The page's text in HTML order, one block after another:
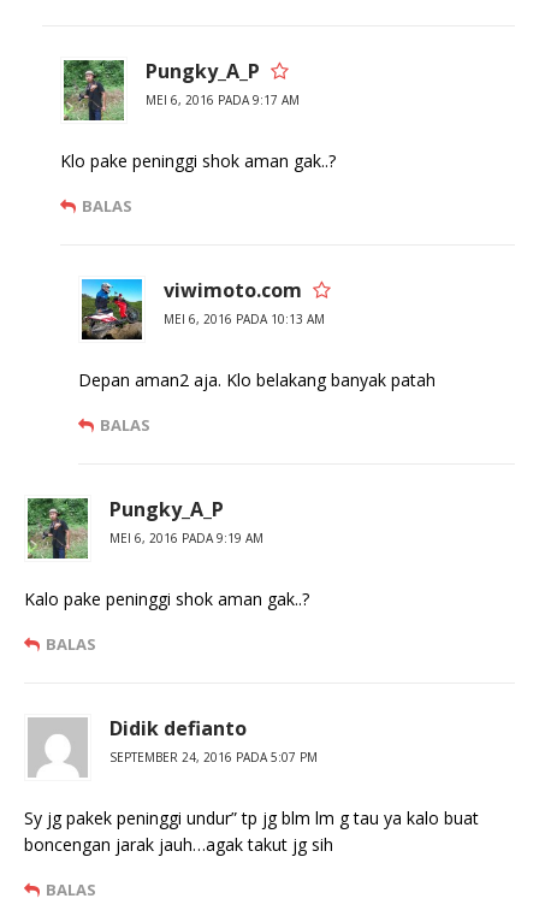
Pungky_A_P
MEI 6, 2016 PADA 9:17 AM
Klo pake peninggi shok aman gak..?
BALAS
viwimoto.com
MEI 6, 2016 PADA 10:13 AM
Depan aman2 aja. Klo belakang banyak patah
BALAS
Pungky_A_P
MEI 6, 2016 PADA 9:19 AM
Kalo pake peninggi shok aman gak..?
BALAS
Didik defianto
SEPTEMBER 24, 2016 PADA 5:07 PM
Sy jg pakek peninggi undur” tp jg blm lm g tau ya kalo buat
boncengan jarak jauh…agak takut jg sih
BALAS